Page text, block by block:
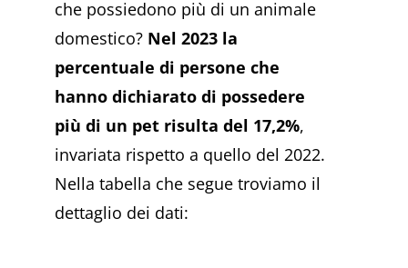
che possiedono più di un animale
domestico? Nel 2023 la
percentuale di persone che
hanno dichiarato di possedere
più di un pet risulta del 17,2%,
invariata rispetto a quello del 2022.
Nella tabella che segue troviamo il
dettaglio dei dati: